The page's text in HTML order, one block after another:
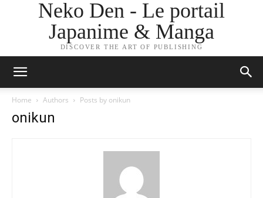
Neko Den - Le portail
Japanime & Manga
DISCOVER THE ART OF PUBLISHING
Home Authors Posts by onikun
onikun